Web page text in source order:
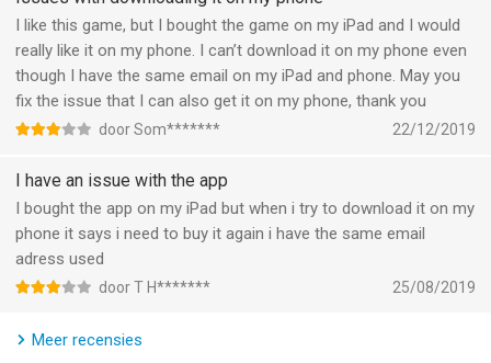
I like this game, but I bought the game on my iPad and I would
really like it on my phone. I can’t download it on my phone even
though I have the same email on my iPad and phone. May you
fix the issue that I can also get it on my phone, thank you
door Som******* 22/12/2019
I have an issue with the app
I bought the app on my iPad but when i try to download it on my
phone it says i need to buy it again i have the same email
adress used
door T H******* 25/08/2019
Meer recensies